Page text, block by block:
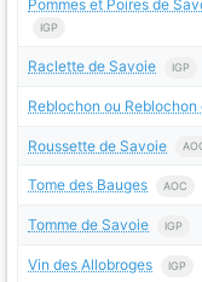
Pommes et Poires de
IGP
Raclette de Savoie IGP
Reblochon ou Reblochon
Roussette de Savoie
Tome des Bauges AOC
Tomme de Savoie IGP
Vin des Allobroges IGP